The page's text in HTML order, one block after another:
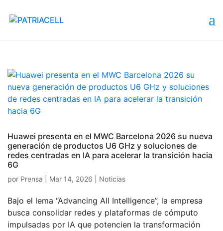
Huawei presenta en el MWC Barcelona 2026 su nueva
generación de productos U6 GHz y soluciones de
redes centradas en IA para acelerar la transición hacia
6G
por Prensa Mar 14, 2026 Noticias
Bajo el lema “Advancing All Intelligence”, la empresa
busca consolidar redes y plataformas de cómputo
impulsadas por IA que potencien la transformación